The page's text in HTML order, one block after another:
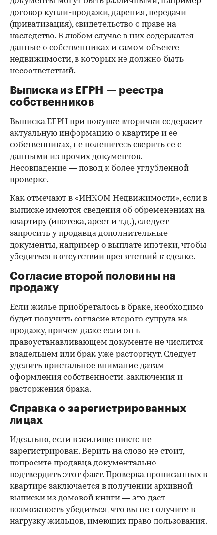
договор купли-продажи, дарения, передачи
(приватизация), свидетельство о праве на
наследство. В любом случае в них содержатся
данные о собственниках и самом объекте
недвижимости, в которых не должно быть
несоответствий.
Выписка из ЕГРН — реестра
собственников
Выписка ЕГРН при покупке вторички содержит
актуальную информацию о квартире и ее
собственниках, не поленитесь сверить ее с
данными из прочих документов.
Несовпадение — повод к более углубленной
проверке.
Как отмечают в «ИНКОМ-Недвижимости», если в
выписке имеются сведения об обременениях на
квартиру (ипотека, арест и т.д.), следует
запросить у продавца дополнительные
документы, например о выплате ипотеки, чтобы
убедиться в отсутствии препятствий к сделке.
Согласие второй половины на
продажу
Если жилье приобреталось в браке, необходимо
будет получить согласие второго супруга на
продажу, причем даже если он в
правоустанавливающем документе не числится
владельцем или брак уже расторгнут. Следует
уделить пристальное внимание датам
оформления собственности, заключения и
расторжения брака.
Справка о зарегистрированных
лицах
Идеально, если в жилище никто не
зарегистрирован. Верить на слово не стоит,
попросите продавца документально
подтвердить этот факт. Проверка прописанных в
квартире заключается в получении архивной
выписки из домовой книги — это даст
возможность убедиться, что вы не получите в
нагрузку жильцов, имеющих право пользования.